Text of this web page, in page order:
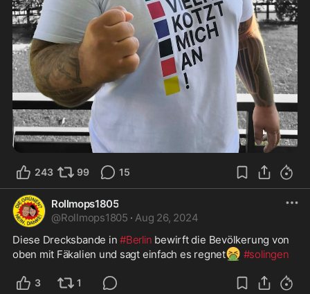
243 99 15
Rollmops1805
@Rollmops1805 · Aug 26, 2024
Diese Drecksbande in #Berlin bewirft die Bevölkerung von
oben mit Fäkalien und sagt einfach es regnet🤮 #solingen
3 1